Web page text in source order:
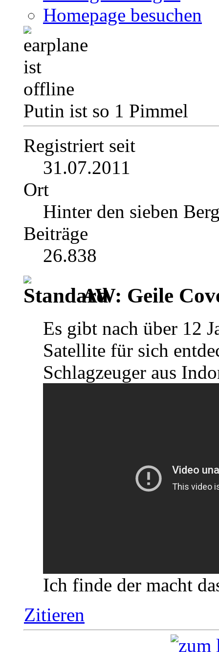
Homepage besuchen
Putin ist so 1 Pimmel
Registriert seit
31.07.2011
Ort
Hinter den sieben
Beiträge
26.838
AW: Geile
Es gibt nach über 12
Satellite für sich
Schlagzeuger aus
Ich finde der macht
Zitieren